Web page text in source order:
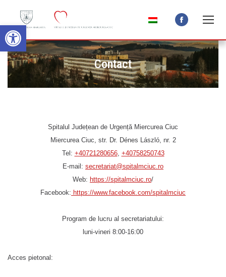
Open toolbar
Facebook
page
opens
in
new
Contact
Spitalul Județean de Urgență Miercurea Ciuc
Miercurea Ciuc, str. Dr. Dénes László, nr. 2
Tel: +40721280656, +40758250743
E-mail: secretariat@spitalmciuc.ro
Web: https://spitalmciuc.ro/
Facebook: https://www.facebook.com/spitalmciuc
Program de lucru al secretariatului:
luni-vineri 8:00-16:00
Acces pietonal: